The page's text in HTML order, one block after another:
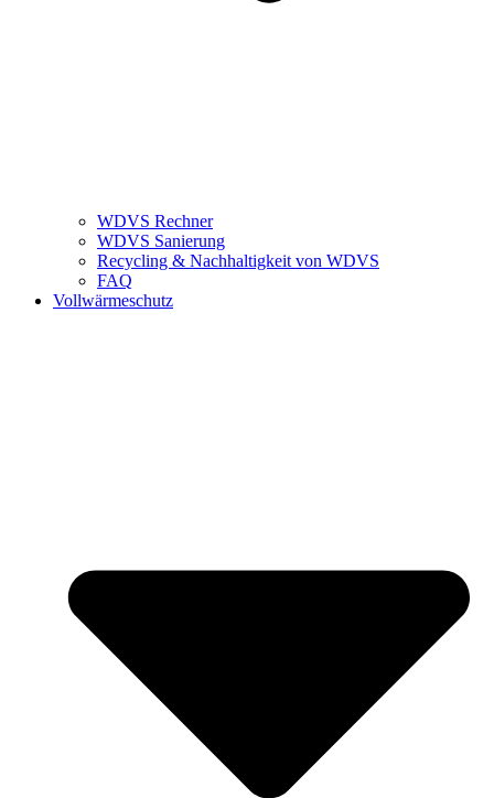
WDVS Rechner
WDVS Sanierung
Recycling & Nachhaltigkeit von WDVS
FAQ
Vollwärmeschutz